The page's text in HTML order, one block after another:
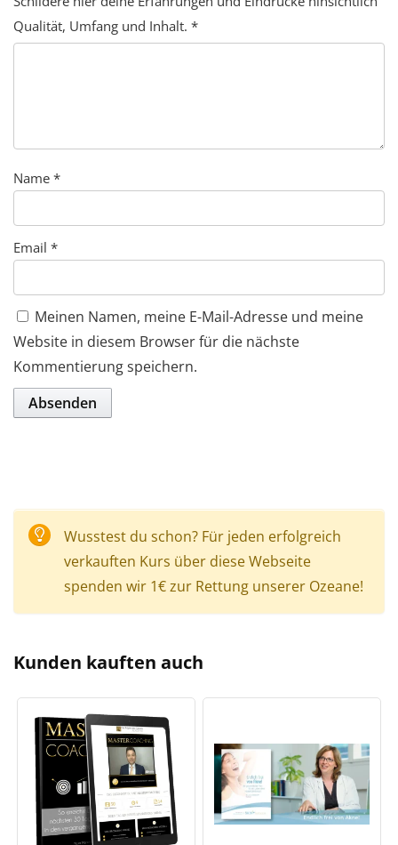
Qualität, Umfang und Inhalt. *
Name *
Email *
Meinen Namen, meine E-Mail-Adresse und meine
Website in diesem Browser für die nächste
Kommentierung speichern.
Wusstest du schon? Für jeden erfolgreich
verkauften Kurs über diese Webseite
spenden wir 1€ zur Rettung unserer Ozeane!
Kunden kauften auch